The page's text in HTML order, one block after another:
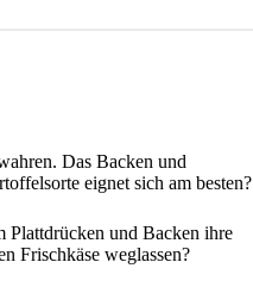
Das Backen und
eignet sich am besten?
Plattdrücken und Backen ihre
Frischkäse weglassen?